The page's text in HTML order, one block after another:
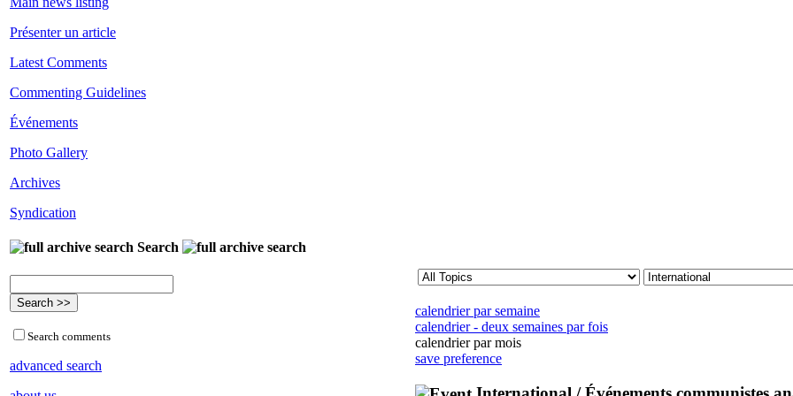
Présenter un article
Latest Comments
Commenting Guidelines
Événements
Photo Gallery
Archives
Syndication
Search
Search comments
advanced search
calendrier par semaine
calendrier - deux semaines par fois
calendrier par mois
save preference